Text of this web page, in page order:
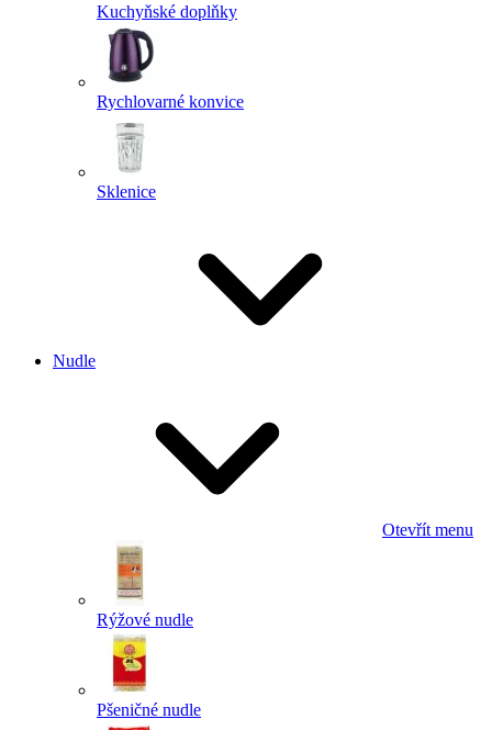
Kuchyňské doplňky
Rychlovarné konvice
Sklenice
Nudle
Otevřít menu
Rýžové nudle
Pšeničné nudle